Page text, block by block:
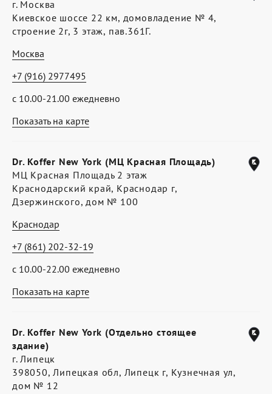
Показать на карте
г. Москва
Киевское шоссе 22 км, домовладение № 4,
строение 2г, 3 этаж, пав.361Г.
Москва
с 10.00-21.00 ежедневно
+7 (916) 2977495
Показать на карте
Dr. Koffer New York (МЦ Красная Площадь)
МЦ Красная Площадь 2 этаж
Краснодарский край, Краснодар г,
Дзержинского, дом № 100
Краснодар
с 10.00-22.00 ежедневно
+7 (861) 202-32-19
Dr. Koffer New York (Отдельно стоящее
здание)
г. Липецк
398050, Липецкая обл, Липецк г, Кузнечная ул,
дом № 12